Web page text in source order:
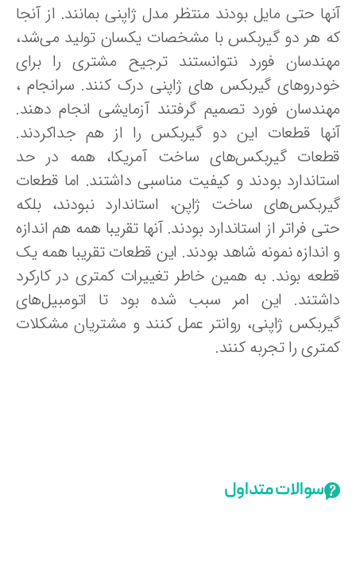
حتی مایل بودند منتظر مدل ژاپنی بمانند. از آنجا
هر دو گیربکس با مشخصات یکسان تولید می‌شد،
فورد نتوانستند ترجیح مشتری را برای
گیربکس های ژاپنی درک کنند. سرانجام ،
فورد تصمیم گرفتند آزمایشی انجام دهند.
قطعات این دو گیربکس را از هم جداکردند.
گیربکس‌های ساخت آمریکا، همه در حد
بودند و کیفیت مناسبی داشتند. اما قطعات
ساخت ژاپن، استاندارد نبودند، بلکه
فراتر از استاندارد بودند. آنها تقریبا همه هم اندازه
نمونه شاهد بودند. این قطعات تقریبا همه یک
بوند. به همین خاطر تغییرات کمتری در کارکرد
این امر سبب شده بود تا اتومبیل‌های
ژاپنی، روانتر عمل کنند و مشتریان مشکلات
را تجربه کنند.
سوالات متداول